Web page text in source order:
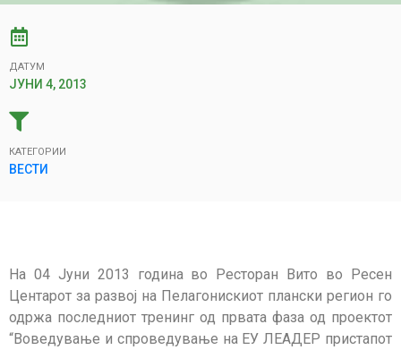
ДАТУМ
ЈУНИ 4, 2013
КАТЕГОРИИ
ВЕСТИ
На 04 Јуни 2013 година во Ресторан Вито во Ресен
Центарот за развој на Пелагонискиот плански регион го
одржа последниот тренинг од првата фаза од проектот
“Воведување и спроведување на ЕУ ЛЕАДЕР пристапот